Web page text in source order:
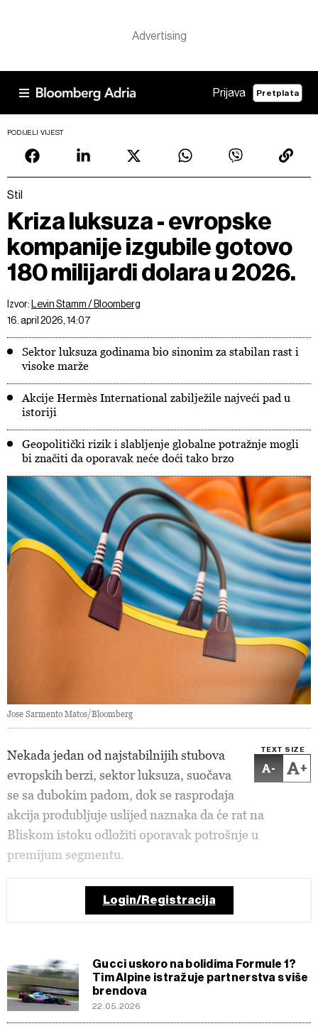
Prijava Pretplata
PODIJELI VIJEST
Stil
Kriza luksuza - evropske
kompanije izgubile gotovo
180 milijardi dolara u 2026.
Izvor:
Levin Stamm / Bloomberg
16. april 2026, 14:07
Sektor luksuza godinama bio sinonim za stabilan rast i
visoke marže
Akcije Hermès International zabilježile najveći pad u
istoriji
Geopolitički rizik i slabljenje globalne potražnje mogli
bi značiti da oporavak neće doći tako brzo
Jose Sarmento Matos/Bloomberg
TEXT SIZE
- +
Nekada jedan od najstabilnijih stubova
evropskih berzi, sektor luksuza, suočava
se sa dubokim padom, dok se rasprodaja
akcija produbljuje uslijed naznaka da će rat na
Bliskom istoku odložiti oporavak potrošnje u
premijum segmentu.
Login/Registracija
Gucci uskoro na bolidima Formule 1?
Tim Alpine istražuje partnerstva s više
brendova
22.05.2026